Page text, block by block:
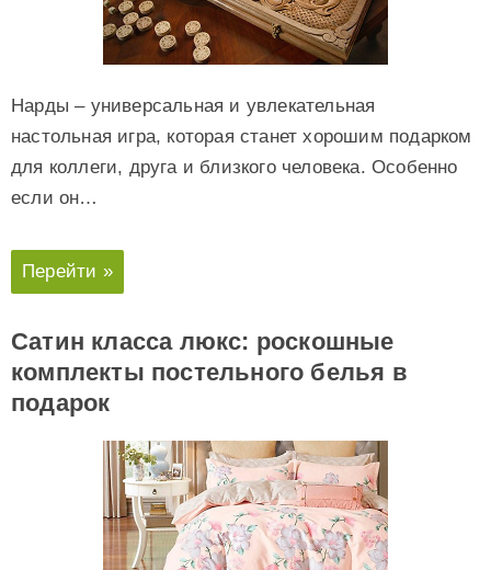
Нарды – универсальная и увлекательная
настольная игра, которая станет хорошим подарком
для коллеги, друга и близкого человека. Особенно
если он…
Перейти »
Сатин класса люкс: роскошные
комплекты постельного белья в
подарок